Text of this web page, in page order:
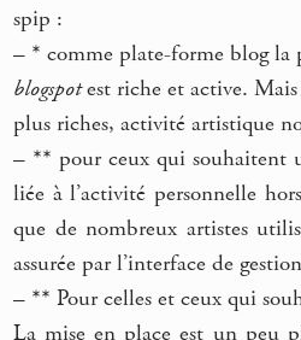
spip :
– * comme plate-forme blog la
blogspotest riche et active.
plus riches, activité artistique
– ** pour ceux qui souhaitent
liée à l’activité personnelle
que de nombreux artistes
assurée par l’interface de
– ** Pour celles et ceux qui
La mise en place est un peu